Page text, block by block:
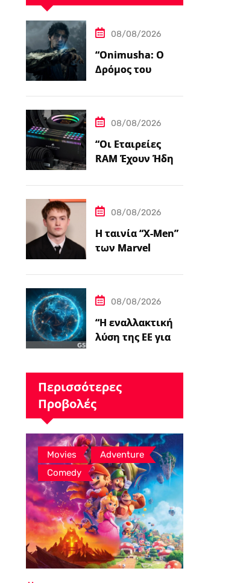
08/08/2026
“Onimusha: Ο
Δρόμος του
Τελική
Προεπισκόπηση”
08/08/2026
“Οι Εταιρείες
RAM Έχουν Ήδη
Συνολική
Παραγωγική
Ικανότητα τους
για το 2027”
08/08/2026
Η ταινία “X-Men”
των Marvel
τον Kit Connor ως
Cyclops.
08/08/2026
“Η εναλλακτική
λύση της ΕΕ για
Περισσότερες
Προβολές
Movies , Adventure ,
Comedy